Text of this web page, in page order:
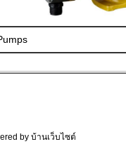
by บ้านเว็บไซต์